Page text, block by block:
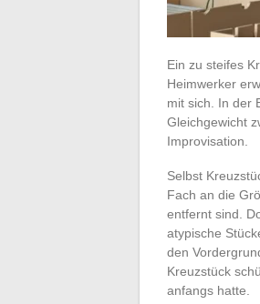
Ein zu steifes
Heimwerker
mit sich. In der
Gleichgewicht
Improvisation.
Selbst
Fach an die
entfernt sind.
atypische
den
Kreuzstück
anfangs hatte.